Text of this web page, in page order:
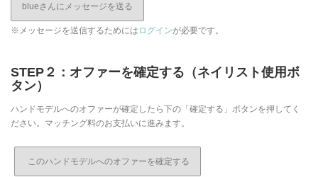
blueさんにメッセージを送る
※メッセージを送信するためには ログインが必要です。
STEP２：オファーを確定する（ネイリスト使用ボ
タン）
ハンドモデルへのオファーが確定したら下の「確定する」ボタンを押してく
ださい。マッチング料のお支払いに進みます。